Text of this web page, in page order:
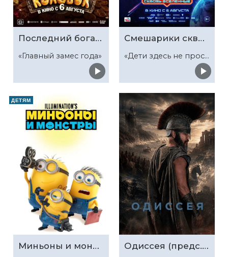
Последний богатырь. Колобок
«Главный замес года»
Смешарики сквозь вселенные
«Дети здесь не просто так»
ДЕТЯМ
Миньоны и монстры (предс.обсл. & Три добрых дела) Одиссея (предс.обсл. & Три добрых дела)